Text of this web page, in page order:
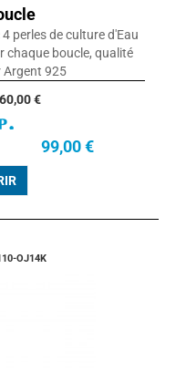
perles de culture d'Eau
chaque boucle, qualité
Argent 925
€
99,00 €
OJ14K